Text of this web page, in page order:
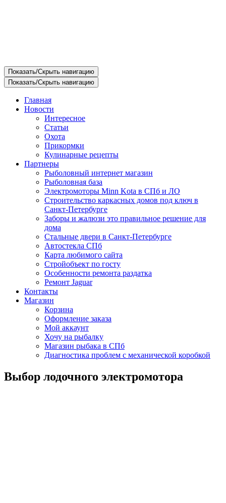
Показать/Скрыть навигацию
Показать/Скрыть навигацию
Главная
Новости
Интересное
Статьи
Охота
Прикормки
Кулинарные рецепты
Партнеры
Рыболовный интернет магазин
Рыболовная база
Электромоторы Minn Kota в СПб и ЛО
Строительство каркасных домов под ключ в
Санкт-Петербурге
Заборы и жалюзи это правильное решение для
дома
Стальные двери в Санкт-Петербурге
Автостекла СПб
Карта любимого сайта
Стройобъект по госту
Особенности ремонта раздатка
Ремонт Jaguar
Контакты
Магазин
Корзина
Оформление заказа
Мой аккаунт
Хочу на рыбалку
Магазин рыбака в СПб
Диагностика проблем с механической коробкой
Выбор лодочного электромотора